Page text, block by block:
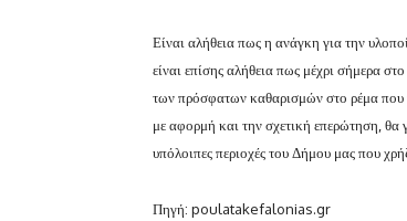
Είναι αλήθεια πως η ανάγκη για την
είναι επίσης αλήθεια πως μέχρι σήμερα
των πρόσφατων καθαρισμών στο ρέμα που
με αφορμή και την σχετική επερώτηση, θα
υπόλοιπες περιοχές του Δήμου μας που
Πηγή: poulatakefalonias.gr